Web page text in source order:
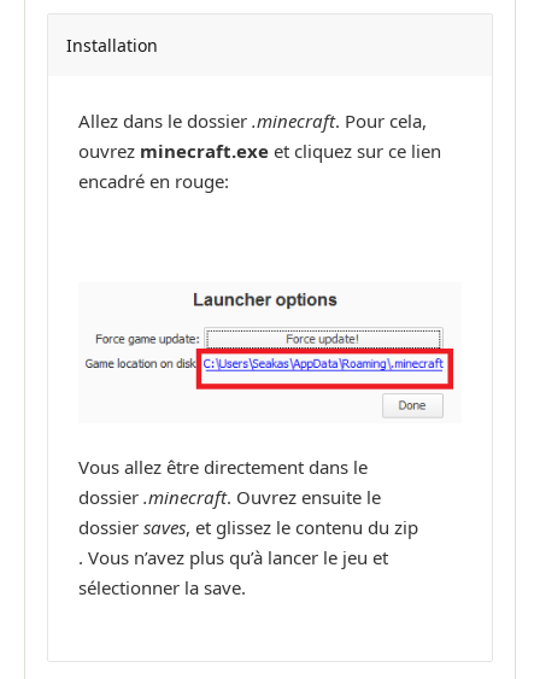
Installation
Allez dans le dossier .minecraft. Pour cela,
ouvrez minecraft.exe et cliquez sur ce lien
encadré en rouge:
Vous allez être directement dans le
dossier .minecraft. Ouvrez ensuite le
dossier saves, et glissez le contenu du zip
. Vous n’avez plus qu’à lancer le jeu et
sélectionner la save.